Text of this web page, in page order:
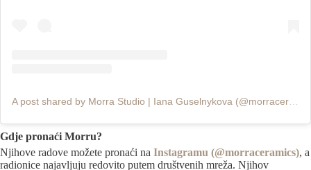
A post shared by Morra Studio | Iana Guselnykova (@morraceramics)
Gdje pronaći Morru?
Njihove radove možete pronaći na Instagramu (@morraceramics), a
radionice najavljuju redovito putem društvenih mreža. Njihov